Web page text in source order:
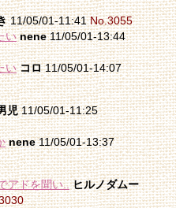
11/05/01-11:41No.3055
い nene11/05/01-13:44
い コロ11/05/01-14:07
児11/05/01-11:25
nene11/05/01-13:37
アドを聞い.. ヒルノダムー